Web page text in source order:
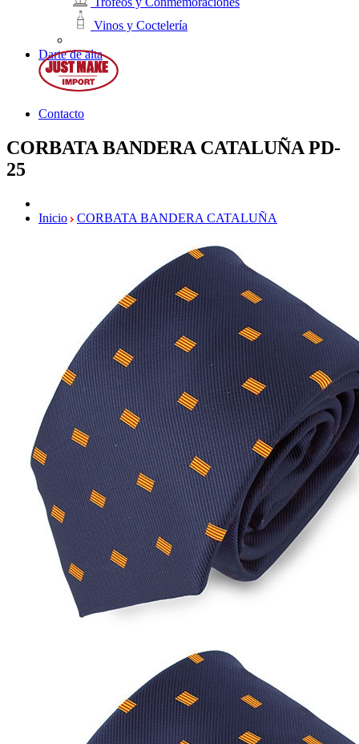
Vinos y Coctelería
Darte de alta
Contacto
CORBATA BANDERA CATALUÑA PD-
25
Inicio CORBATA BANDERA CATALUÑA